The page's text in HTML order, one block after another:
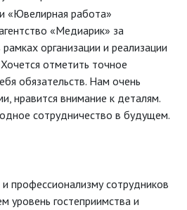
«Медиарик» за
организации и реализации
отметить точное
обязательств. Нам очень
нравится внимание к деталям.
сотрудничество в будущем.
профессионализму сотрудников
гостеприимства и